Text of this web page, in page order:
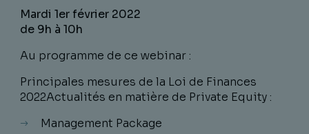
Mardi 1er février 2022
de 9h à 10h
Au programme de ce webinar :
Principales mesures de la Loi de Finances
2022Actualités en matière de Private Equity :
Management Package